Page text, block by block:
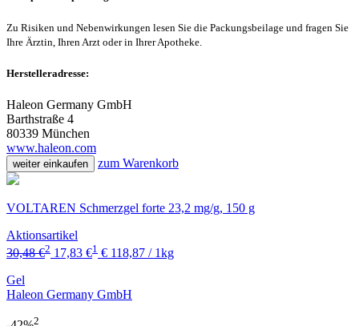
Zu Risiken und Nebenwirkungen lesen Sie die Packungsbeilage und fragen Sie
Ihre Ärztin, Ihren Arzt oder in Ihrer Apotheke.
Herstelleradresse:
Haleon Germany GmbH
Barthstraße 4
80339 München
www.haleon.com
weiter einkaufen zum Warenkorb
VOLTAREN Schmerzgel forte 23,2 mg/g, 150 g
Aktionsartikel
30,48 €2 17,83 €1 € 118,87 / 1kg
Gel
Haleon Germany GmbH
2